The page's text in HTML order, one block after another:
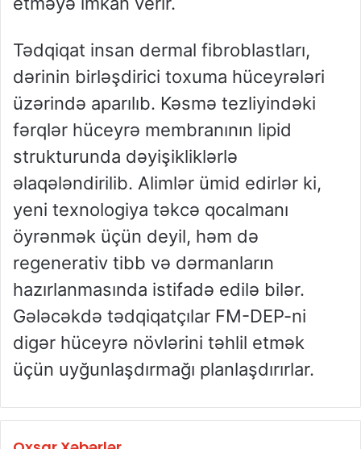
Tədqiqat insan dermal fibroblastları,
dərinin birləşdirici toxuma hüceyrələri
üzərində aparılıb. Kəsmə tezliyindəki
fərqlər hüceyrə membranının lipid
strukturunda dəyişikliklərlə
əlaqələndirilib. Alimlər ümid edirlər ki,
yeni texnologiya təkcə qocalmanı
öyrənmək üçün deyil, həm də
regenerativ tibb və dərmanların
hazırlanmasında istifadə edilə bilər.
Gələcəkdə tədqiqatçılar FM-DEP-ni
digər hüceyrə növlərini təhlil etmək
üçün uyğunlaşdırmağı planlaşdırırlar.